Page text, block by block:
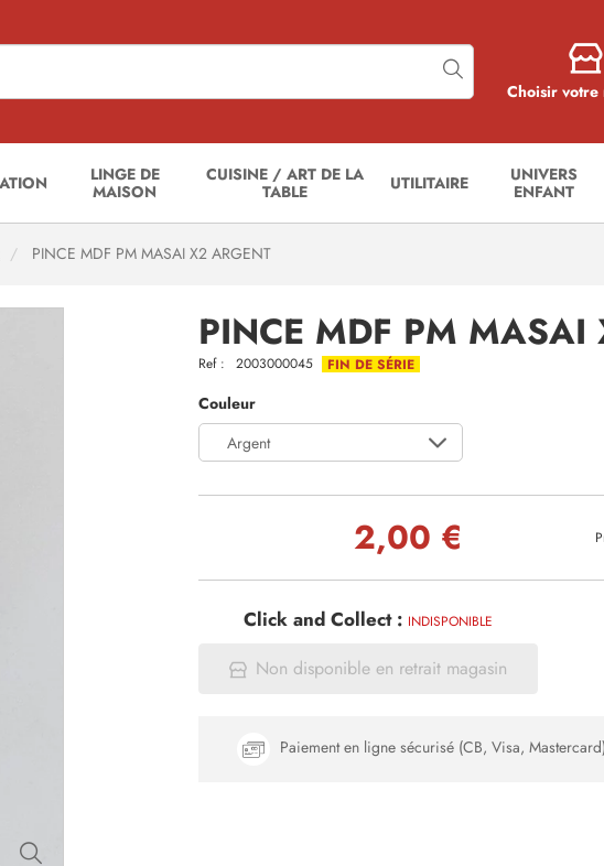
Choisir votre
LINGE DE
MAISON
CUISINE / ART DE LA
TABLE
UTILITAIRE
UNIVERS
ENFANT
PINCE MDF PM MASAI X2 ARGENT
PINCE MDF PM MASAI
Ref : 2003000045 FIN DE SÉRIE
Couleur
Argent
2,00 €
Click and Collect : INDISPONIBLE
Non disponible en retrait magasin
Paiement en ligne sécurisé (CB, Visa, Mastercard)